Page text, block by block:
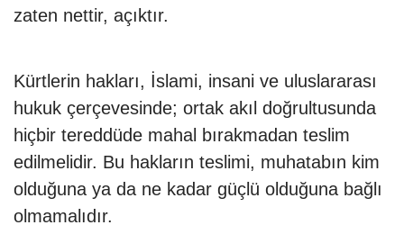
zaten nettir, açıktır.
Kürtlerin hakları, İslami, insani ve uluslararası
hukuk çerçevesinde; ortak akıl doğrultusunda
hiçbir tereddüde mahal bırakmadan teslim
edilmelidir. Bu hakların teslimi, muhatabın kim
olduğuna ya da ne kadar güçlü olduğuna bağlı
olmamalıdır.